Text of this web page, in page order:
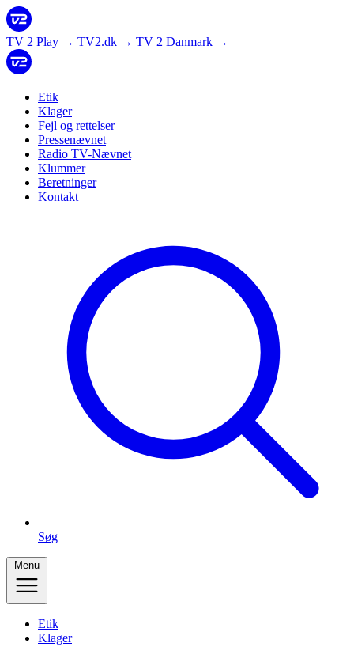
TV 2 Play → TV2.dk → TV 2 Danmark →
Etik
Klager
Fejl og rettelser
Pressenævnet
Radio TV-Nævnet
Klummer
Beretninger
Kontakt
Søg
Menu
Etik
Klager